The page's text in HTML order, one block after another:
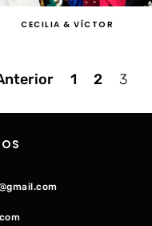
CECILIA & VÍCTOR
1 2 3